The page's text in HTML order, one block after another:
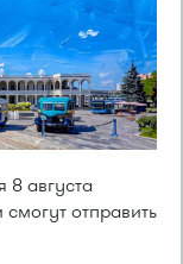
8 августа
отправить